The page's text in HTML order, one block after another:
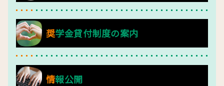
奨学金貸付制度の案内
情報公開